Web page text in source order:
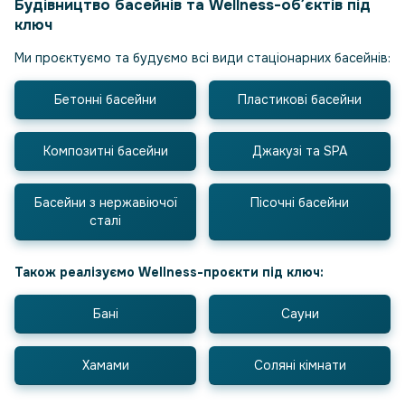
Будівництво басейнів та Wellness-обʼєктів під
ключ
Ми проєктуємо та будуємо всі види стаціонарних басейнів:
Бетонні басейни Пластикові басейни
Композитні басейни Джакузі та SPA
Басейни з нержавіючої
сталі
Пісочні басейни
Також реалізуємо Wellness-проєкти під ключ:
Бані Сауни
Хамами Соляні кімнати